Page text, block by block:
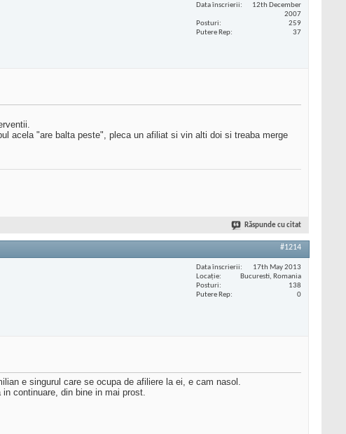
Data înscrierii
12th December
2007
Posturi
259
Putere Rep
37
acela "are balta peste", pleca un afiliat si vin alti doi si treaba merge
Răspunde cu citat
#1214
Data înscrierii
17th May 2013
Locaţie
Bucuresti, Romania
Posturi
138
Putere Rep
0
e singurul care se ocupa de afiliere la ei, e cam nasol.
continuare, din bine in mai prost.